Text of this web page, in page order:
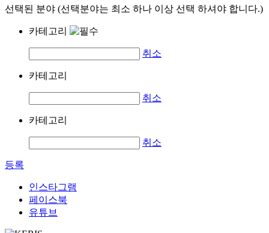
선택된 분야 (선택분야는 최소 하나 이상 선택 하셔야 합니다.)
카테고리
취소
카테고리
취소
카테고리
취소
등록
인스타그램
페이스북
유튜브